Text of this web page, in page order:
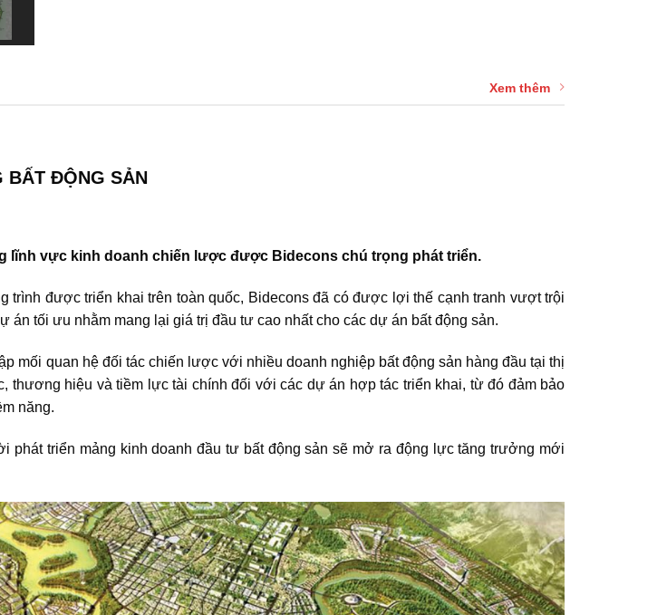
Xem thêm
BẤT ĐỘNG SẢN
vực kinh doanh chiến lược được Bidecons chú trọng phát triển.
được triển khai trên toàn quốc, Bidecons đã có được lợi thế cạnh tranh vượt trội
tối ưu nhằm mang lại giá trị đầu tư cao nhất cho các dự án bất động sản.
mối quan hệ đối tác chiến lược với nhiều doanh nghiệp bất động sản hàng đầu tại thị
hiệu và tiềm lực tài chính đối với các dự án hợp tác triển khai, từ đó đảm bảo
năng.
phát triển mảng kinh doanh đầu tư bất động sản sẽ mở ra động lực tăng trưởng mới